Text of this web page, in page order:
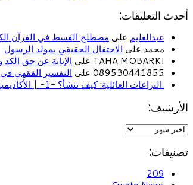
أحدث التعليقات:
عبدالعليم على مصطلح القسط في القرآن
محمد على الاحتفال الحقيقي بمولد الرسول
TAHA MOBARKI على
الإبانة عن حق الكد
089530441855 على
التفسير الفقهي
النزاعات العائلية: كيف تنشأ؟ -1- | الأكاديمية العربية الدولية | الحياة الأسرية
الأرشيف:
تصنيفات:
209